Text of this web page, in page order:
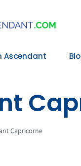
Ascendant
Capricorne